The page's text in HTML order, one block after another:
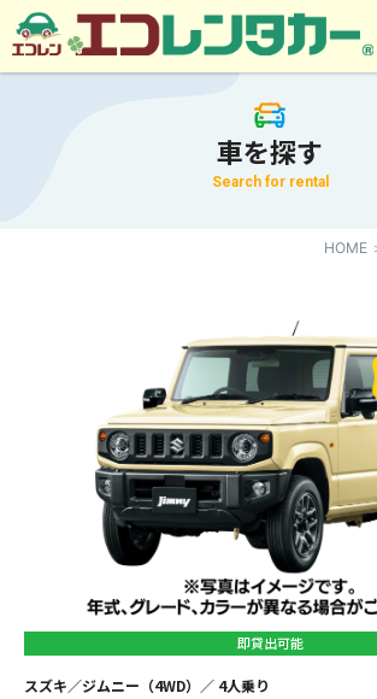
車を探す
Search for rental
HOME
即貸出可能
スズキ ジムニー（4WD） 4人乗り